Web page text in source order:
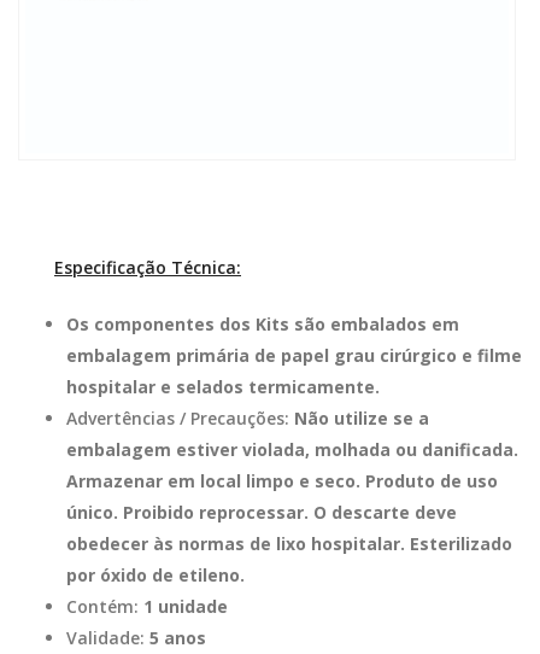
Especificação Técnica:
Os componentes dos Kits são embalados em
embalagem primária de papel grau cirúrgico e filme
hospitalar e selados termicamente.
Advertências / Precauções: Não utilize se a
embalagem estiver violada, molhada ou danificada.
Armazenar em local limpo e seco. Produto de uso
único. Proibido reprocessar. O descarte deve
obedecer às normas de lixo hospitalar. Esterilizado
por óxido de etileno.
Contém: 1 unidade
Validade: 5 anos